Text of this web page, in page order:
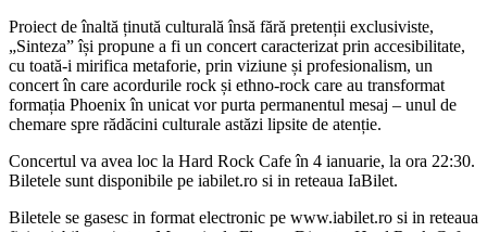
Proiect de înaltă ținută culturală însă fără pretenții exclusiviste,
„Sinteza” își propune a fi un concert caracterizat prin accesibilitate,
cu toată-i mirifica metaforie, prin viziune și profesionalism, un
concert în care acordurile rock și ethno-rock care au transformat
formația Phoenix în unicat vor purta permanentul mesaj – unul de
chemare spre rădăcini culturale astăzi lipsite de atenție.
Concertul va avea loc la Hard Rock Cafe în 4 ianuarie, la ora 22:30.
Biletele sunt disponibile pe iabilet.ro si in reteaua IaBilet.
Biletele se gasesc in format electronic pe www.iabilet.ro si in reteaua